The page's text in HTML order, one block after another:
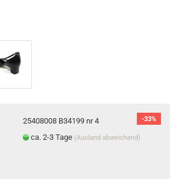
-33%
25408008 B34199 nr 4
ca. 2-3 Tage (Ausland abweichend)